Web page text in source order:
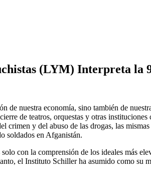
(LYM) Interpreta la
de nuestra economía, sino también de
de teatros, orquestas y otras
y del abuso de las drogas, las
soldados en Afganistán.
con la comprensión de los ideales más
el Instituto Schiller ha asumido como su